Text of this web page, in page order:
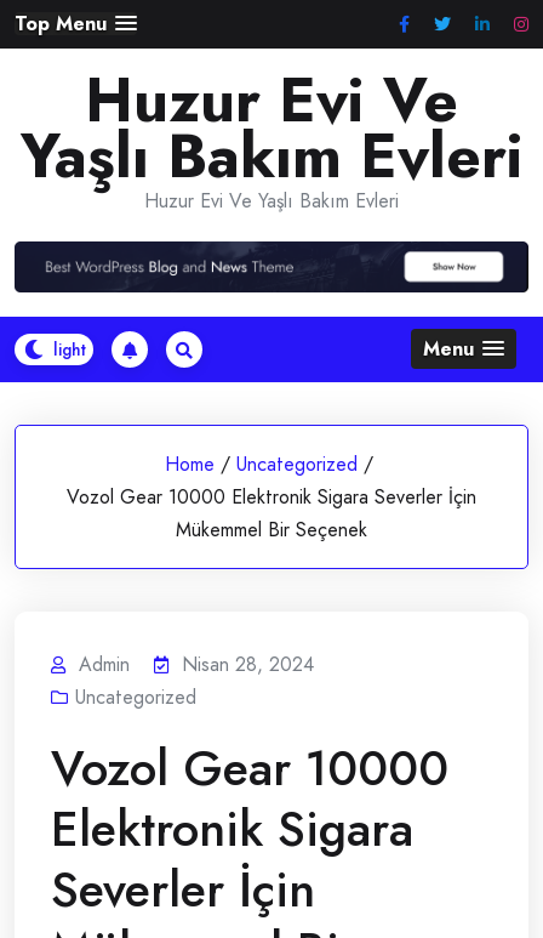
Skip
to
Top Menu
Huzur Evi Ve
Yaşlı Bakım Evleri
Huzur Evi Ve Yaşlı Bakım Evleri
Menu
Home / Uncategorized /
Vozol Gear 10000 Elektronik Sigara Severler İçin
Mükemmel Bir Seçenek
Admin
Nisan 28, 2024
Uncategorized
Vozol Gear 10000
Elektronik Sigara
Severler İçin